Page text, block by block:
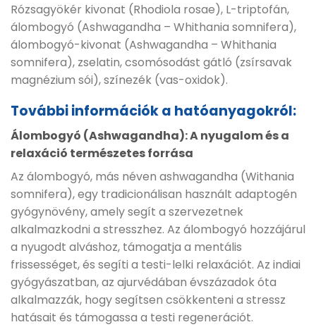
Rózsagyökér kivonat (Rhodiola rosae), L-triptofán,
álombogyó (Ashwagandha – Whithania somnifera),
álombogyó-kivonat (Ashwagandha – Whithania
somnifera), zselatin, csomósodást gátló (zsírsavak
magnézium sói), színezék (vas-oxidok).
További információk a hatóanyagokról:
Álombogyó (Ashwagandha): A nyugalom és a
relaxáció természetes forrása
Az álombogyó, más néven ashwagandha (Withania
somnifera), egy tradicionálisan használt adaptogén
gyógynövény, amely segít a szervezetnek
alkalmazkodni a stresszhez. Az álombogyó hozzájárul
a nyugodt alváshoz, támogatja a mentális
frissességet, és segíti a testi-lelki relaxációt. Az indiai
gyógyászatban, az ajurvédában évszázadok óta
alkalmazzák, hogy segítsen csökkenteni a stressz
hatásait és támogassa a testi regenerációt.